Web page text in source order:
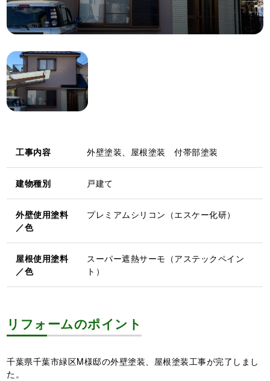
工事内容 外壁塗装、屋根塗装 付帯部塗装
建物種別 戸建て
外壁使用塗料
／色
プレミアムシリコン（エスケー化研）
屋根使用塗料
／色
スーパー遮熱サーモ（アステックペイン
ト）
リフォームのポイント
千葉県千葉市緑区M様邸の外壁塗装、屋根塗装工事が完了しまし
た。